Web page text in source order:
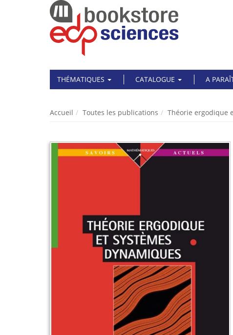
THÉMATIQUES
CATALOGUE A
Accueil Toutes les publications Théorie ergodique